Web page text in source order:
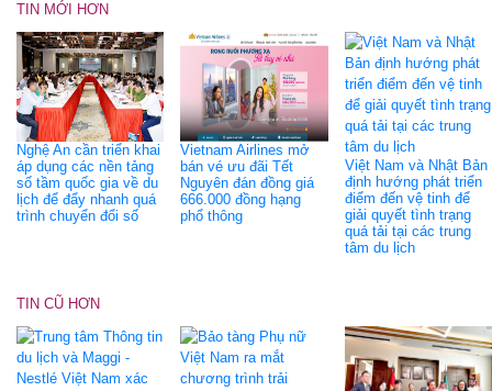
TIN MỚI HƠN
Nghệ An cần triển khai
áp dụng các nền tảng
số tầm quốc gia về du
lịch để đẩy nhanh quá
trình chuyển đổi số
Vietnam Airlines mở
bán vé ưu đãi Tết
Nguyên đán đồng giá
666.000 đồng hạng
phổ thông
Việt Nam và Nhật Bản
định hướng phát triển
điểm đến vệ tinh để
giải quyết tình trạng
quá tải tại các trung
tâm du lịch
TIN CŨ HƠN